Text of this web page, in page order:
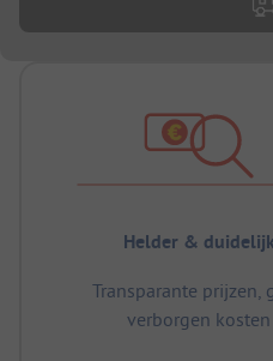
Helder &
Transparante prijzen,
verborgen kosten